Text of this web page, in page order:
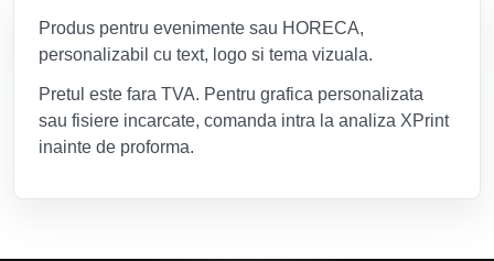
Produs pentru evenimente sau HORECA,
personalizabil cu text, logo si tema vizuala.
Pretul este fara TVA. Pentru grafica personalizata
sau fisiere incarcate, comanda intra la analiza XPrint
inainte de proforma.